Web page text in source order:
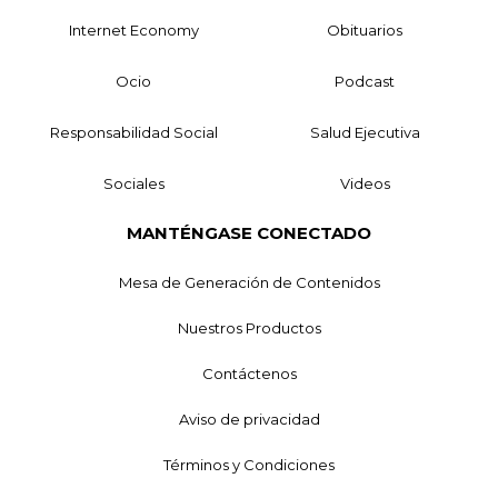
Internet Economy Obituarios
Ocio Podcast
Responsabilidad Social Salud Ejecutiva
Sociales Videos
MANTÉNGASE CONECTADO
Mesa de Generación de Contenidos
Nuestros Productos
Contáctenos
Aviso de privacidad
Términos y Condiciones